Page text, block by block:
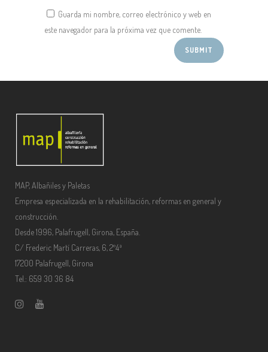
Guarda mi nombre, correo electrónico y web en
este navegador para la próxima vez que comente.
MAP, Albañiles y Paletas
Empresa especializada en la rehabilitación, reformas en general y
construcción.
Desde 1996, Palafrugell, Girona, España.
C/ Frederic Martí Carreras, 6, 2º4ª
17200 Palafrugell, Girona
Tel.: 659 30 36 84